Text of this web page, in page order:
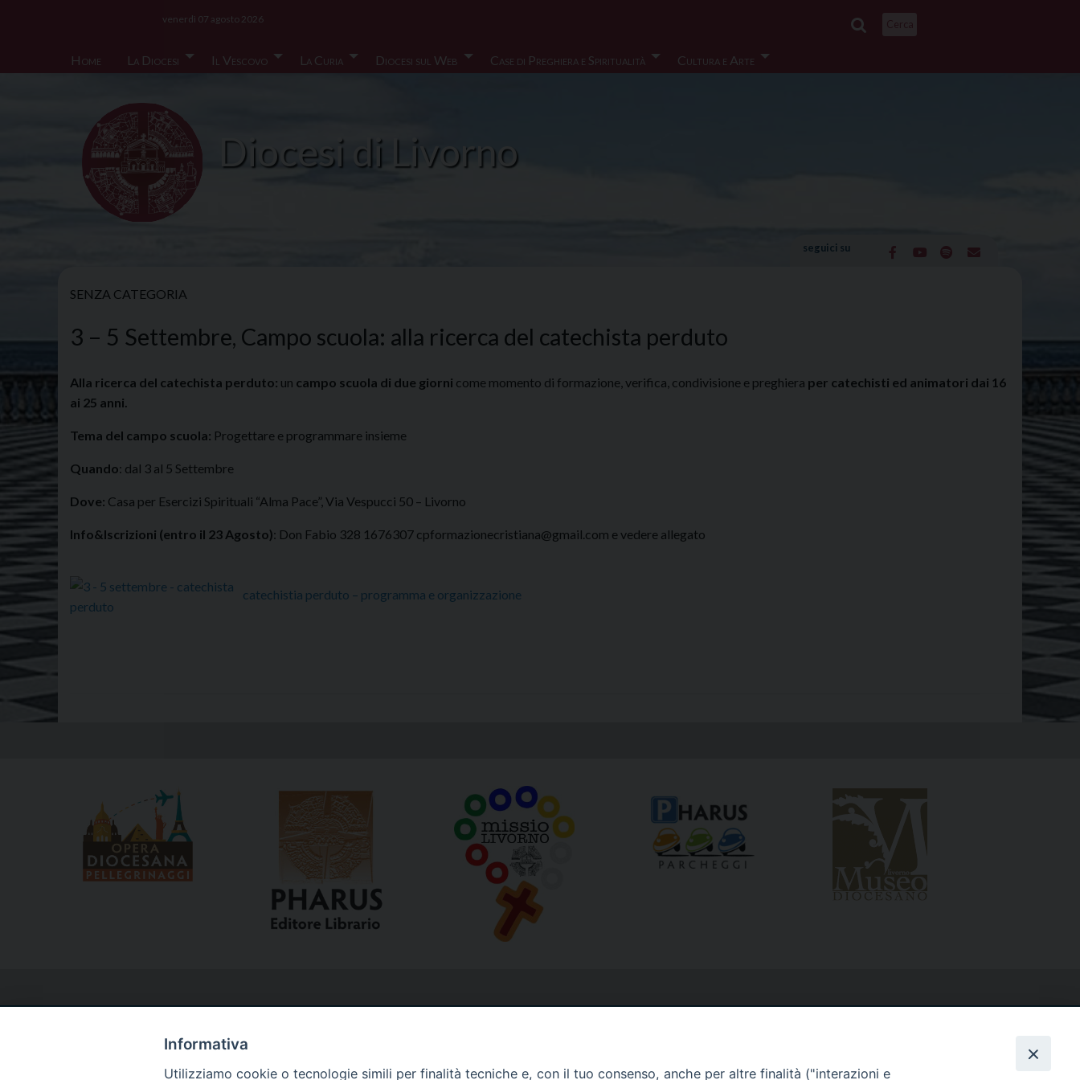
Home
La Diocesi Il Vescovo La Curia Diocesi sul Web Case di Preghiera e Spiritualità Cultura e Arte
venerdì 07 agosto 2026
Diocesi di Livorno
seguici su
SENZA CATEGORIA
3 – 5 Settembre, Campo scuola: alla ricerca del catechista perduto
Alla ricerca del catechista perduto: un campo scuola di due giorni come momento di formazione, verifica, condivisione e preghiera per catechisti ed animatori dai 16
ai 25 anni.
Tema del campo scuola: Progettare e programmare insieme
Quando: dal 3 al 5 Settembre
Dove: Casa per Esercizi Spirituali “Alma Pace”, Via Vespucci 50 – Livorno
Info&Iscrizioni (entro il 23 Agosto): Don Fabio 328 1676307 cpformazionecristiana@gmail.com e vedere allegato
catechistia perduto – programma e organizzazione
Informativa
Utilizziamo cookie o tecnologie simili per finalità tecniche e, con il tuo consenso, anche per altre finalità ("interazioni e